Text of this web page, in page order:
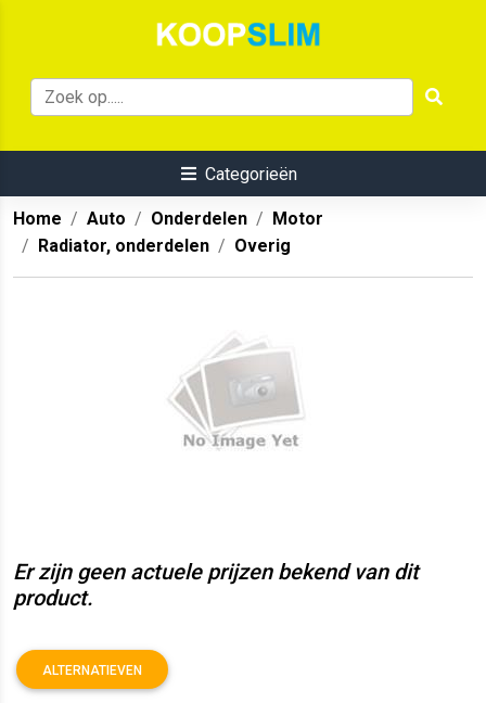
Categorieën
Home Auto Onderdelen
Motor
Radiator, onderdelen
Overig
Er zijn geen actuele prijzen bekend van dit
product.
ALTERNATIEVEN